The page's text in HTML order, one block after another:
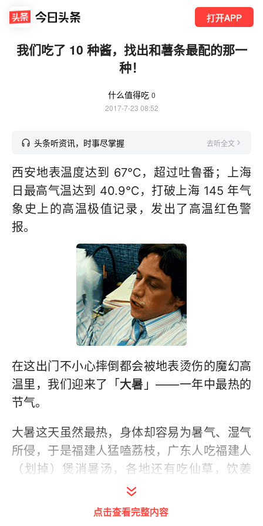
打开APP
我们吃了 10 种酱，找出和薯条最配的那一
种！
什么值得吃 0
2017-7-23 08:52
头条听资讯，时事尽掌握 去听全文
西安地表温度达到 67℃，超过吐鲁番；上海
日最高气温达到 40.9℃，打破上海 145 年气
象史上的高温极值记录，发出了高温红色警
报。
在这出门不小心摔倒都会被地表烫伤的魔幻高
温里，我们迎来了「 大暑 」——一年中最热的
节气。
大暑这天虽然最热，身体却容易为暑气、湿气
所侵，于是福建人猛嗑荔枝，广东人吃福建人
（划掉）煲消暑汤，各地还有吃仙草，饮姜
茶，食童子鸡，喝老鸭汤等传统。大家为了消
暑都好拼，我也得努力一点！
点击查看完整内容